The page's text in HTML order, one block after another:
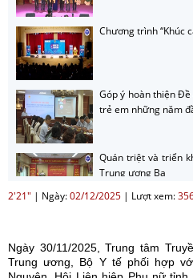
Chương trình “Khúc
Góp ý hoàn thiện
trẻ em những năm
Quán triệt và triển
Trung ương Ba
Hướng dẫn nộp
phòng bệnh năm
2'21" | Ngày:02/12/2025 | Lượt xem:
Ngày 30/11/2025, Trung tâm
Trung ương, Bộ Y tế phối hợp